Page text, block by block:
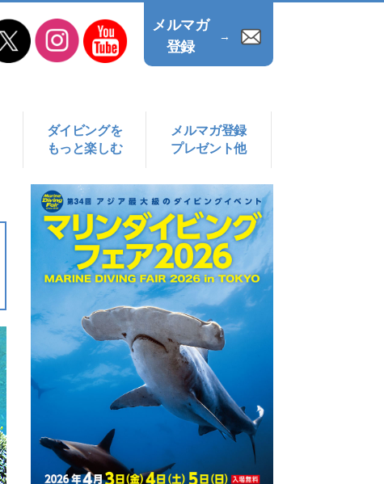
ダイビングを
もっと楽しむ
メルマガ登録
プレゼント他
メルマガ
登録
→